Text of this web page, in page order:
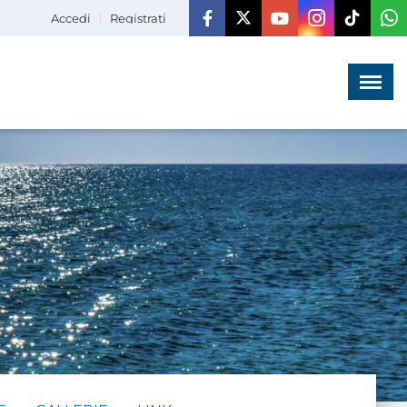
Accedi Registrati
Menù ×
LA VITA
DELL'ASSOCIAZIONE
COMUNICAZIONE,
PROGETTI ED EDITORIA
AMMINISTRAZIONE
TRASPARENTE